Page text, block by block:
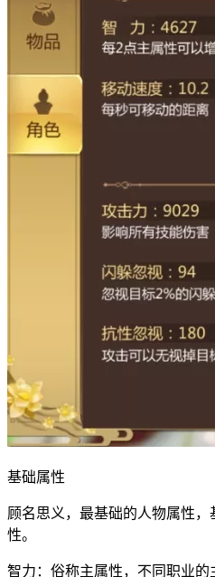
基础属性
顾名思义，最基础的人物属性
性。
智力：俗称主属性，不同职业